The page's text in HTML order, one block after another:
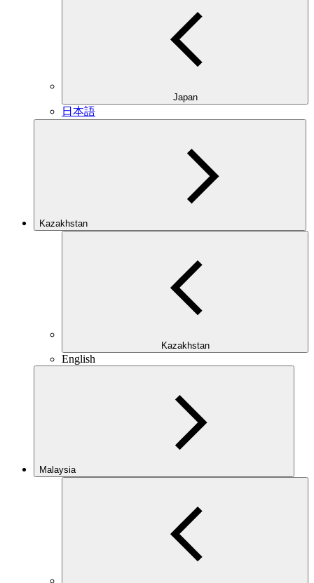
Japan
日本語
Kazakhstan
Kazakhstan
English
Malaysia